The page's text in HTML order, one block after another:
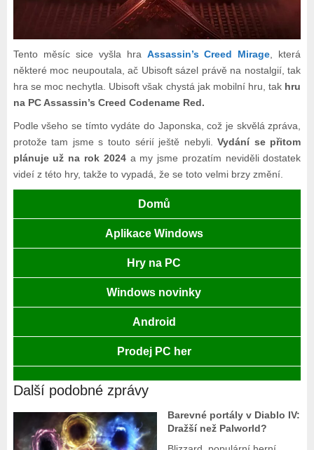
Tento měsíc sice vyšla hra Assassin’s Creed Mirage , která
některé moc neupoutala, ač Ubisoft sázel právě na nostalgií, tak
hra se moc nechytla. Ubisoft však chystá jak mobilní hru, tak hru
na PC Assassin’s Creed Codename Red.
Podle všeho se tímto vydáte do Japonska, což je skvělá zpráva,
protože tam jsme s touto sérií ještě nebyli.Vydání se přitom
plánuje už na rok 2024a my jsme prozatím neviděli dostatek
videí z této hry, takže to vypadá, že se toto velmi brzy změní.
Domů
Aplikace Windows
Hry na PC
Windows novinky
Android
Prodej PC her
Další podobné zprávy
Barevné portály v Diablo IV:
Dražší než Palworld?